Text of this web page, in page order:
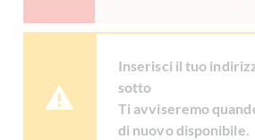
Inserisci il tuo
sotto
Ti avviseremo
di nuovo disponibile.